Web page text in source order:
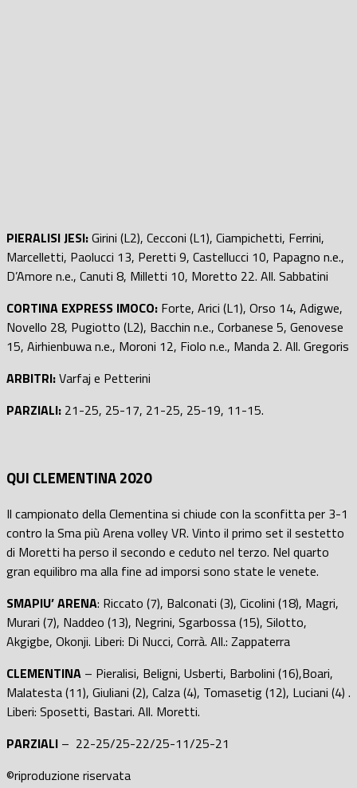
PIERALISI JESI:Girini (L2), Cecconi (L1), Ciampichetti, Ferrini,
Marcelletti, Paolucci 13, Peretti 9, Castellucci 10, Papagno n.e.,
D’Amore n.e., Canuti 8, Milletti 10, Moretto 22. All. Sabbatini
CORTINA EXPRESS IMOCO: Forte, Arici (L1), Orso 14, Adigwe,
Novello 28, Pugiotto (L2), Bacchin n.e., Corbanese 5, Genovese
15, Airhienbuwa n.e., Moroni 12, Fiolo n.e., Manda 2. All. Gregoris
ARBITRI:Varfaj e Petterini
PARZIALI: 21-25, 25-17, 21-25, 25-19, 11-15.
QUI CLEMENTINA 2020
Il campionato della Clementina si chiude con la sconfitta per 3-1
contro la Sma più Arena volley VR. Vinto il primo set il sestetto
di Moretti ha perso il secondo e ceduto nel terzo. Nel quarto
gran equilibro ma alla fine ad imporsi sono state le venete.
SMAPIU’ ARENA: Riccato (7), Balconati (3), Cicolini (18), Magri,
Murari (7), Naddeo (13), Negrini, Sgarbossa (15), Silotto,
Akgigbe, Okonji. Liberi: Di Nucci, Corrà. All.: Zappaterra
CLEMENTINA – Pieralisi, Beligni, Usberti, Barbolini (16),Boari,
Malatesta (11), Giuliani (2), Calza (4), Tomasetig (12), Luciani (4) .
Liberi: Sposetti, Bastari. All. Moretti.
PARZIALI – 22-25/25-22/25-11/25-21
©riproduzione riservata